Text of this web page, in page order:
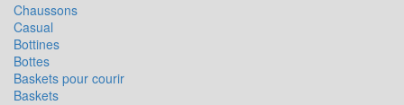
Chaussons
Casual
Bottines
Bottes
Baskets pour courir
Baskets